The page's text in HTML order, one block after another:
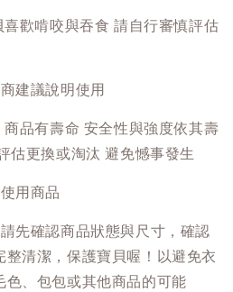
歡啃咬與吞食 請自行審慎評估
建議說明使用
品有壽命 安全性與強度依其壽
估更換或淘汰 避免憾事發生
用商品
先確認商品狀態與尺寸，確認
清潔，保護寶貝喔！以避免衣
色、包包或其他商品的可能